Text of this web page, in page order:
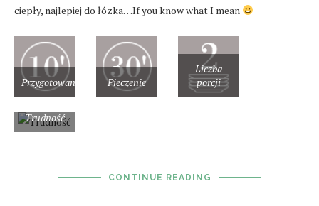
ciepły, najlepiej do łózka…If you know what I mean
Przygotowanie Pieczenie
Liczba
porcji
Trudność
CONTINUE READING